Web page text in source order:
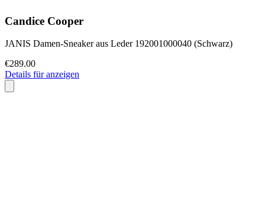
Candice Cooper
JANIS Damen-Sneaker aus Leder 192001000040 (Schwarz)
€289.00
Details für anzeigen